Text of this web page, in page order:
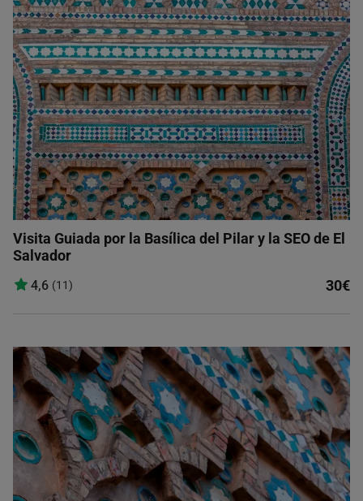
Visita Guiada por la Basílica del Pilar y la SEO de El
Salvador
4,6 (11) 30€